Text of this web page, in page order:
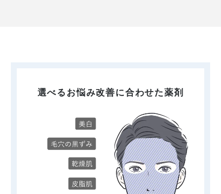
選べるお悩み改善に合わせた薬剤